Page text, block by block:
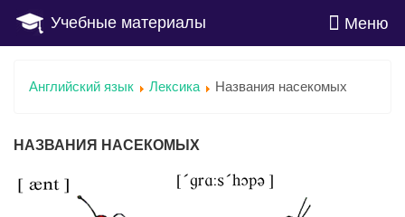
Учебные материалы Меню
Английский язык Лексика Названия насекомых
НАЗВАНИЯ НАСЕКОМЫХ